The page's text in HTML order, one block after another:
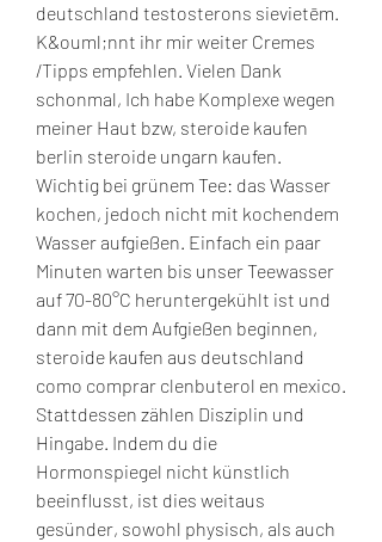
deutschland testosterons sievietēm.
K&ouml;nnt ihr mir weiter Cremes
/Tipps empfehlen. Vielen Dank
schonmal, Ich habe Komplexe wegen
meiner Haut bzw, steroide kaufen
berlin steroide ungarn kaufen.
Wichtig bei grünem Tee: das Wasser
kochen, jedoch nicht mit kochendem
Wasser aufgießen. Einfach ein paar
Minuten warten bis unser Teewasser
auf 70-80°C heruntergekühlt ist und
dann mit dem Aufgießen beginnen,
steroide kaufen aus deutschland
como comprar clenbuterol en mexico.
Stattdessen zählen Disziplin und
Hingabe. Indem du die
Hormonspiegel nicht künstlich
beeinflusst, ist dies weitaus
gesünder, sowohl physisch, als auch